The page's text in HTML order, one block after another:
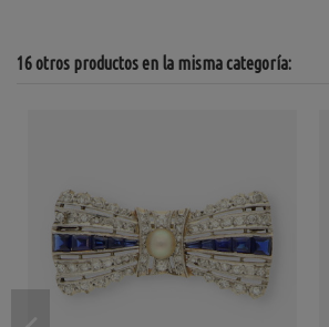
16 otros productos en la misma categoría: